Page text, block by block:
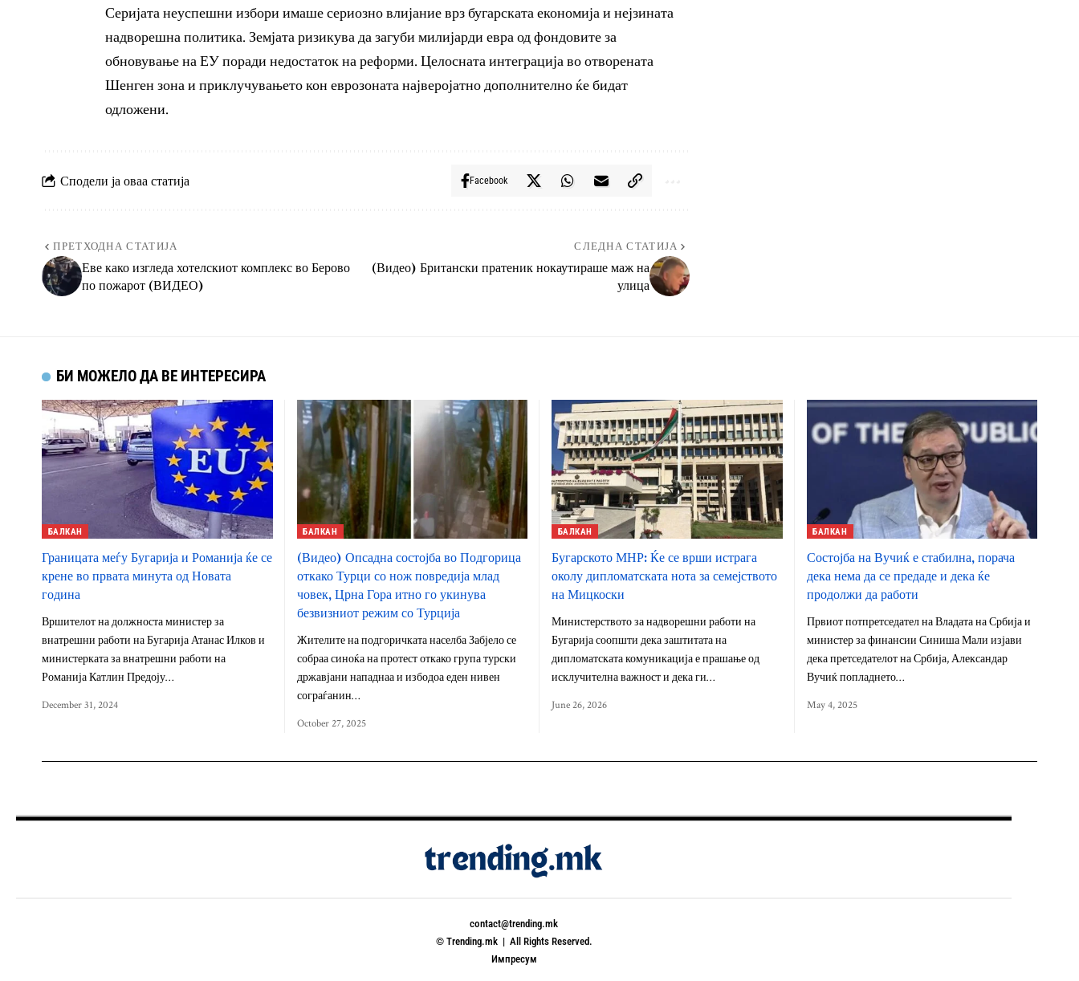
Серијата неуспешни избори имаше сериозно влијание врз бугарската економија и нејзината
надворешна политика. Земјата ризикува да загуби милијарди евра од фондовите за
обновување на ЕУ поради недостаток на реформи. Целосната интеграција во отворената
Шенген зона и приклучувањето кон еврозоната најверојатно дополнително ќе бидат
одложени.
Сподели ја оваа статија Facebook
ПРЕТХОДНА СТАТИЈА
Еве како изгледа хотелскиот комплекс во Берово
по пожарот (ВИДЕО)
СЛЕДНА СТАТИЈА
(Видео) Британски пратеник нокаутираше маж на
улица
БИ МОЖЕЛО ДА ВЕ ИНТЕРЕСИРА
БАЛКАН
Границата меѓу Бугарија и Романија ќе се
крене во првата минута од Новата
година
Вршителот на должноста министер за
внатрешни работи на Бугарија Атанас Илков и
министерката за внатрешни работи на
Романија Катлин Предоју…
December 31, 2024
БАЛКАН
(Видео) Опсадна состојба во Подгорица
откако Турци со нож повредија млад
човек, Црна Гора итно го укинува
безвизниот режим со Турција
Жителите на подгоричката населба Забјело се
собраа синоќа на протест откако група турски
државјани нападнаа и избодоа еден нивен
сограѓанин…
October 27, 2025
БАЛКАН
Бугарското МНР: Ќе се врши истрага
околу дипломатската нота за семејството
на Мицкоски
Министерството за надворешни работи на
Бугарија соопшти дека заштитата на
дипломатската комуникација е прашање од
исклучителна важност и дека ги…
June 26, 2026
БАЛКАН
Состојба на Вучиќ е стабилна, порача
дека нема да се предаде и дека ќе
продолжи да работи
Првиот потпретседател на Владата на Србија и
министер за финансии Синиша Мали изјави
дека претседателот на Србија, Александар
Вучиќ попладнето…
May 4, 2025
contact@trending.mk
© Trending.mk | All Rights Reserved.
Импресум